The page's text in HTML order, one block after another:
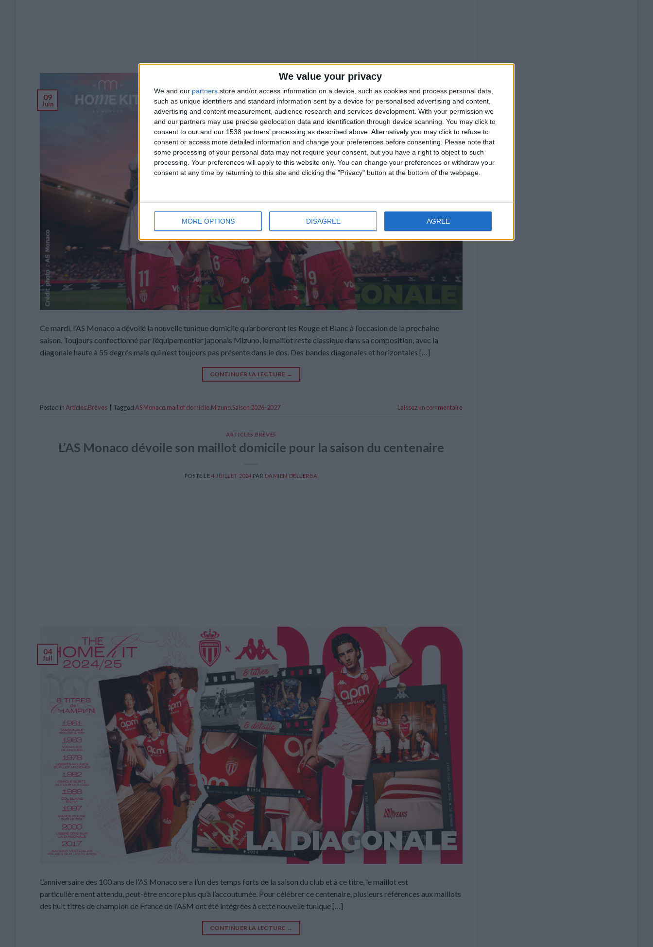
We value your privacy
We and our partners store and/or access information on a device, such as cookies and process personal data,
such as unique identifiers and standard information sent by a device for personalised advertising and content,
advertising and content measurement, audience research and services development. With your permission we
and our partners may use precise geolocation data and identification through device scanning. You may click to
consent to our and our 1538 partners’ processing as described above. Alternatively you may click to refuse to
consent or access more detailed information and change your preferences before consenting.
Please note that
some processing of your personal data may not require your consent, but you have a right to object to such
processing. Your preferences will apply to this website only. You can change your preferences or withdraw your
consent at any time by returning to this site and clicking the "Privacy" button at the bottom of the webpage.
MORE OPTIONS DISAGREE AGREE
09
Juin
Ce mardi, l’AS Monaco a dévoilé la nouvelle tunique domicile qu’arboreront les Rouge et Blanc à l’occasion de la prochaine
saison. Toujours confectionné par l’équipementier japonais Mizuno, le maillot reste classique dans sa composition, avec la
diagonale haute à 55 degrés mais qui n’est toujours pas présente dans le dos. Des bandes diagonales et horizontales […]
CONTINUER LA LECTURE →
Posted inArticles,Brèves TaggedAS Monaco,maillot domicile,Mizuno,Saison 2026-2027 Laissez un commentaire
ARTICLES BRÈVES
L’AS Monaco dévoile son maillot domicile pour la saison du centenaire
POSTÉ LE 4 JUILLET 2024 PAR DAMIEN DELLERBA
04
Juil
L’anniversaire des 100 ans de l’AS Monaco sera l’un des temps forts de la saison du club et à ce titre, le maillot est
particulièrement attendu, peut-être encore plus qu’à l’accoutumée. Pour célébrer ce centenaire, plusieurs références aux maillots
des huit titres de champion de France de l’ASM ont été intégrées à cette nouvelle tunique […]
CONTINUER LA LECTURE →